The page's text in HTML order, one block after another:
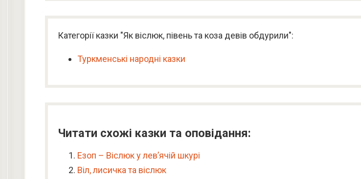
Категорії казки "Як віслюк, півень та коза девів обдурили":
Туркменські народні казки
Читати схожі казки та оповідання:
Езоп – Віслюк у лев’ячій шкурі
Віл, лисичка та віслюк